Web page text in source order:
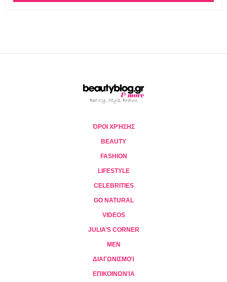
ΌΡΟΙ ΧΡΉΣΗΣ
BEAUTY
FASHION
LIFESTYLE
CELEBRITIES
GO NATURAL
VIDEOS
JULIA’S CORNER
MEN
ΔΙΑΓΩΝΙΣΜΟΊ
ΕΠΙΚΟΙΝΩΝΊΑ